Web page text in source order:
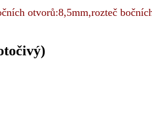
otvorů:8,5mm,rozteč